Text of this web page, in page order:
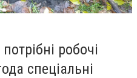
робочі
спеціальні